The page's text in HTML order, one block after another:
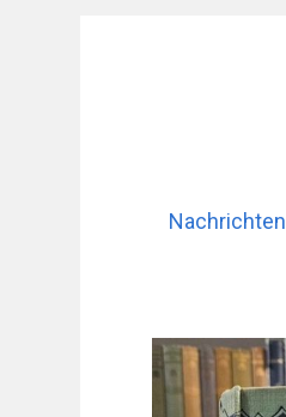
Nachrichten